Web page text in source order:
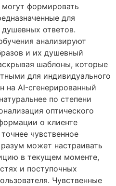
формировать
для
ответов.
анализируют
и их душевный
шаблоны, которые
для индивидуального
на AI-сгенерированный
по степени
оптического
о клиенте
чувственное
может настраивать
в текущем моменте,
и поступочных
Чувственные